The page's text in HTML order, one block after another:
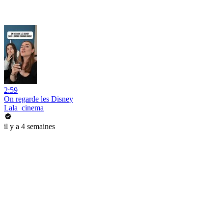
2:59
On regarde les Disney
Lala_cinema
il y a 4 semaines